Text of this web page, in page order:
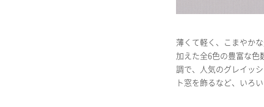
薄くて軽く、こまやか
加えた全6色の豊富な色
調で、人気のグレイッ
ト窓を飾るなど、いろ